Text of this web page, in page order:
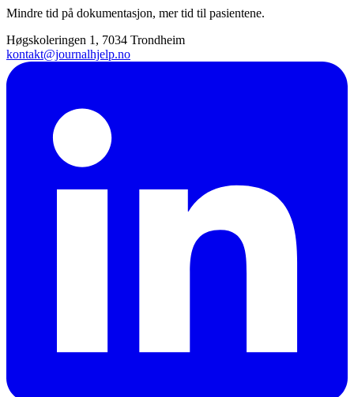
Mindre tid på dokumentasjon, mer tid til pasientene.
Høgskoleringen 1, 7034 Trondheim
kontakt@journalhjelp.no